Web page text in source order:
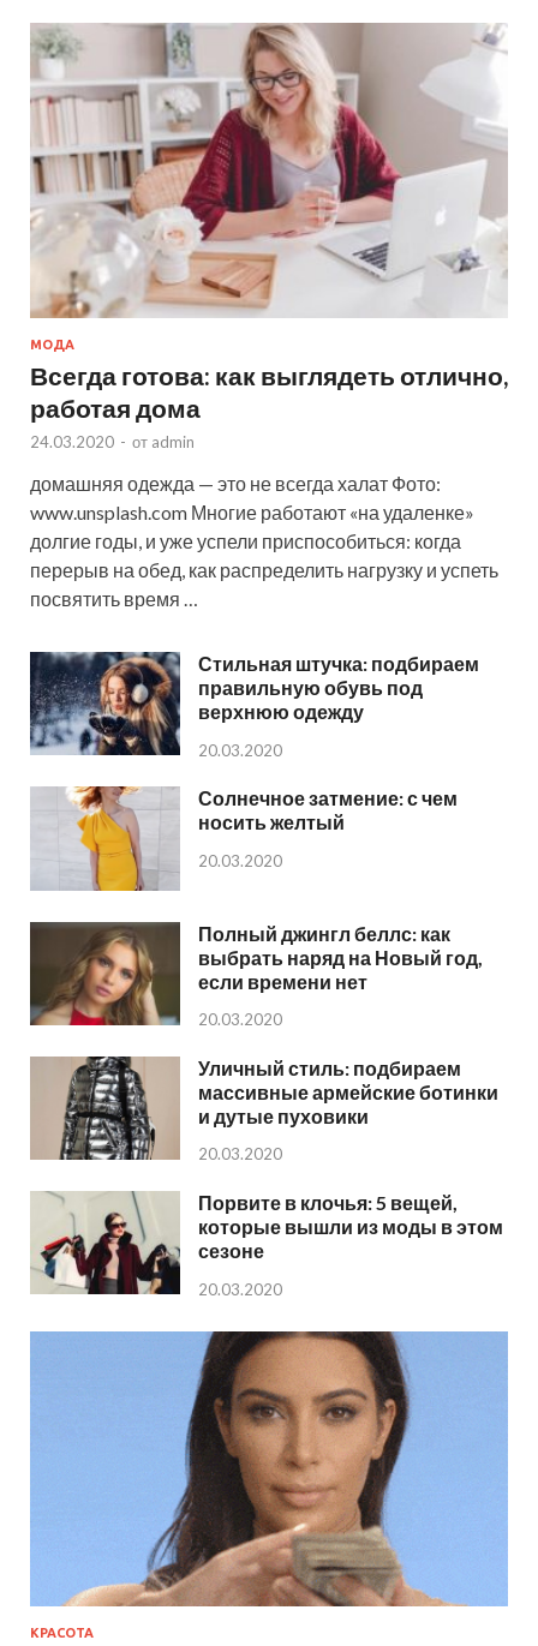
МОДА
Всегда готова: как выглядеть отлично,
работая дома
24.03.2020 - от admin
домашняя одежда — это не всегда халат Фото:
www.unsplash.com Многие работают «на удаленке»
долгие годы, и уже успели приспособиться: когда
перерыв на обед, как распределить нагрузку и успеть
посвятить время …
Стильная штучка: подбираем
правильную обувь под
верхнюю одежду
20.03.2020
Солнечное затмение: с чем
носить желтый
20.03.2020
Полный джингл беллс: как
выбрать наряд на Новый год,
если времени нет
20.03.2020
Уличный стиль: подбираем
массивные армейские ботинки
и дутые пуховики
20.03.2020
Порвите в клочья: 5 вещей,
которые вышли из моды в этом
сезоне
20.03.2020
КРАСОТА